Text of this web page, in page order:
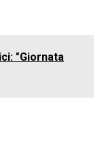
"Giornata